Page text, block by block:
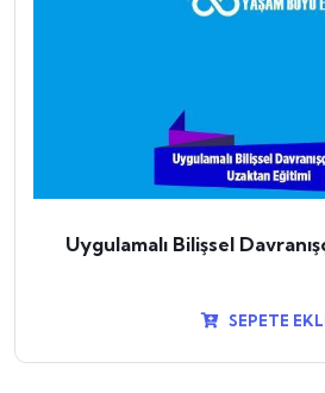
Uygulamalı Bilişsel
SEPETE